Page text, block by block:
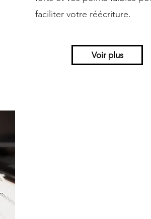
faciliter votre réécriture.
Voir plus